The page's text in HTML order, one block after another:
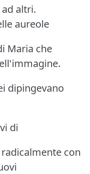
altri.
aureole
Maria che
dipingevano
di
con